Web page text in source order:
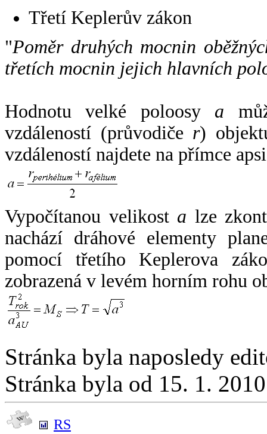
Třetí Keplerův zákon
"Poměr druhých mocnin
třetích mocnin jejich hlavních
Hodnotu velké poloosy a
vzdáleností (průvodiče r)
vzdáleností najdete na přímce
Vypočítanou velikost a lze
nachází dráhové elementy
pomocí třetího Keplerova
zobrazená v levém horním rohu
Stránka byla naposledy
Stránka byla od 15. 1.
RS